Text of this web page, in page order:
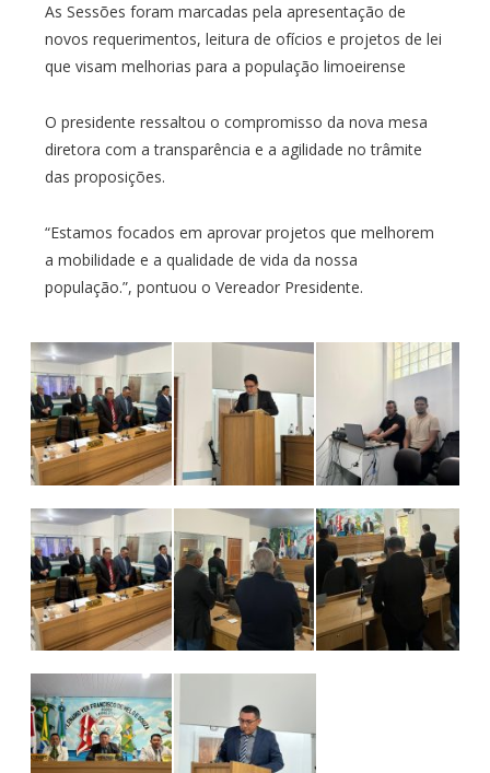
As Sessões foram marcadas pela apresentação de
novos requerimentos, leitura de ofícios e projetos de lei
que visam melhorias para a população limoeirense
O presidente ressaltou o compromisso da nova mesa
diretora com a transparência e a agilidade no trâmite
das proposições.
“Estamos focados em aprovar projetos que melhorem
a mobilidade e a qualidade de vida da nossa
população.”, pontuou o Vereador Presidente.